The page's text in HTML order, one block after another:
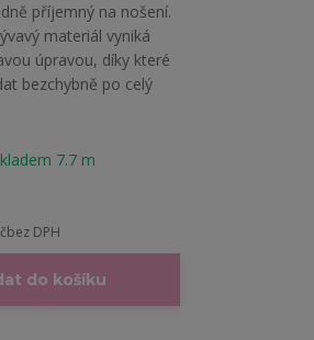
příjemný na nošení.
materiál vyniká
úpravou, díky které
bezchybně po celý
7.7 m
bez DPH
do košíku